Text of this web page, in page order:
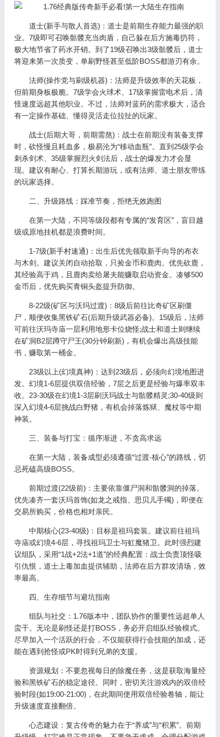
道士(新手与散人首选)：道士是前期生存能力最强的职
业。7级即可召唤骷髅充当肉盾，自己躲在后方施毒扔符，
极大地节省了药水开销。到了19级召唤出3级骷髅后，道士
将迎来第一次质变，单刷野怪甚至低阶BOSS都游刃有余。
法师(操作党与刷级机器)：法师是升级效率的天花板，
但前期身板极脆。7级学会火球术、17级掌握雷电术后，清
怪速度远超其他职业。不过，法师对蓝药的需求极大，适合
有一定操作基础、懂得灵活走位拉扯的玩家。
战士(后期大哥，前期需熬)：战士在前期没有装备支撑
时，砍怪慢且耗血多，极易沦为“移动血瓶”。直到25级学会
刺杀剑术、35级掌握烈火剑法后，战士的爆发力才会显
现。建议有耐心、打算长期游玩，或有法师、道士朋友带练
的玩家选择。
二、升级路线：踩准节奏，拒绝无效跑图
在第一大陆，不同等级段都有专属的“发育区”，盲目越
级或原地挂机都是浪费时间。
1-7级(新手村速通)：出生后优先领取新手向导的布衣
与木剑。建议关闭自动拾取，只捡金币和鹿肉。优先砍鹿，
其经验高于鸡，且鹿肉卖给屠夫能赚取启动资金。凑够500
金币后，优先购买青铜头盔提升防御。
8-22级(矿区与沃玛过渡)：8级后前往比奇矿区刷僵
尸，顺便收集黑铁矿石(后期升级武器必备)。15级后，法师
可前往沃玛寺庙一层利用地形卡位烧怪;战士和道士则继续
在矿洞B2层蹲守尸王(30分钟刷新)，有机会爆出高级技能
书，赚取第一桶金。
23级以上(幻境真神)：达到23级后，必须向幻境地图进
发。幻境1-6层提供双倍经验，7层之后更是经验与爆率双丰
收。23-30级在幻境1-3层刷沃玛战士与骷髅精灵;30-40级则
深入幻境4-6层挑战白野猪，有机会掉落炼狱、魔杖等中期
神装。
三、装备与打宝：循序渐进，不贪高求远
在第一大陆，装备成型必须遵循“过渡-核心”的路线，切
忌死磕高级BOSS。
前期过渡(22级前)：主要依靠僵尸洞和骷髅洞的掉落。
优先凑齐一套沃玛首饰(如龙之戒指、思贝儿手镯)，即便在
交易所购买，价格也相对亲民。
中期核心(23-40级)：目标是祖玛套装。建议前往祖玛
寺庙或幻境4-6层，寻找祖玛卫士与虹魔猪卫。此时强烈建
议组队，采用“1战+2法+1道”的经典配置：战士负责顶怪吸
引仇恨，道士上毒加血提供辅助，法师在后方群攻清场，效
率最高。
四、生存细节与避坑指南
组队与社交：1.76版本中，团队协作的重要性远超单人
蛮干。无论是刷怪还是打BOSS，务必开启组队经验模式。
尽早加入一个活跃的行会，不仅能获得行会技能的加成，还
能在遇到抢怪或PK时得到兄弟的支援。
资源规划：不要忽视每日的除魔任务，这是获取海量经
验和黑铁矿石的稳定途径。同时，密切关注游戏内的双倍经
验时段(如19:00-21:00)，在此期间使用双倍经验卷轴，能让
升级速度直接翻倍。
心态建设：复古传奇的魅力在于“养成”与“积累”。前期